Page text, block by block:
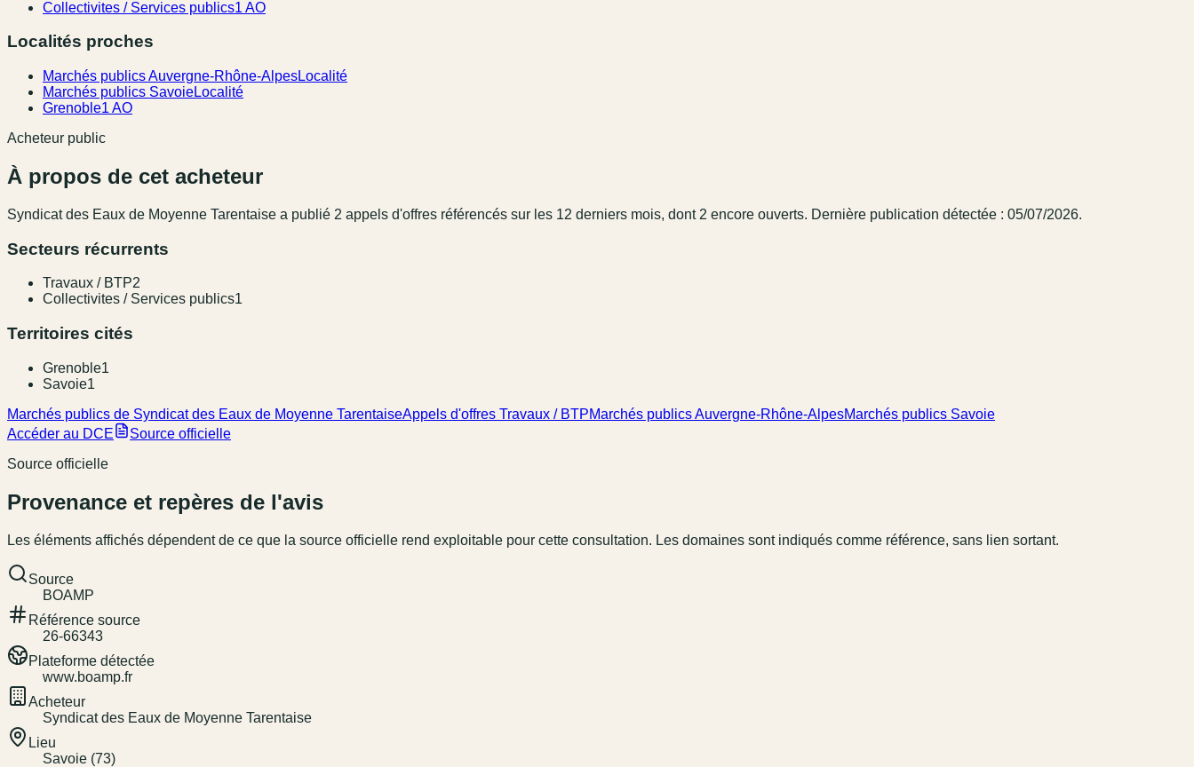
Collectivites / Services publics1 AO
Localités proches
Marchés publics Auvergne-Rhône-AlpesLocalité
Marchés publics SavoieLocalité
Grenoble1 AO
Acheteur public
À propos de cet acheteur
Syndicat des Eaux de Moyenne Tarentaise a publié 2 appel s d'offres référencés sur les 12 derniers mois, dont 2 encore ouverts. Dernière publication détectée : 05/07/2026.
Secteurs récurrents
Travaux / BTP2
Collectivites / Services publics1
Territoires cités
Grenoble1
Savoie1
Marchés publics de Syndicat des Eaux de Moyenne TarentaiseAppels d'offres Travaux / BTPMarchés publics Auvergne-Rhône-AlpesMarchés publics Savoie
Accéder au DCE
Source officielle
Source officielle
Provenance et repères de l'avis
Les éléments affichés dépendent de ce que la source officielle rend exploitable pour cette consultation. Les domaines sont indiqués comme référence, sans lien sortant.
Source
BOAMP
Référence source
26-66343
Plateforme détectée
www.boamp.fr
Acheteur
Syndicat des Eaux de Moyenne Tarentaise
Lieu
Savoie (73)